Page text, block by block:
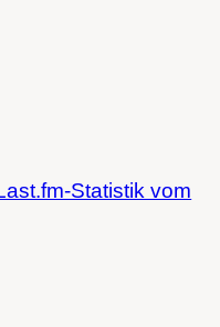
Statistik vom